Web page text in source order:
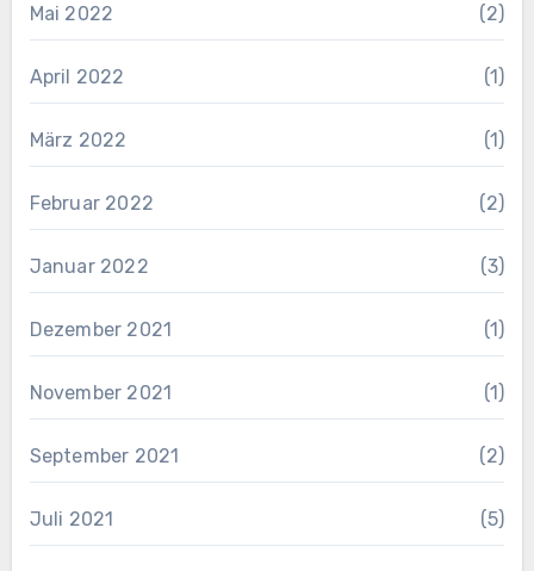
Mai 2022 (2)
April 2022 (1)
März 2022 (1)
Februar 2022 (2)
Januar 2022 (3)
Dezember 2021 (1)
November 2021 (1)
September 2021 (2)
Juli 2021 (5)